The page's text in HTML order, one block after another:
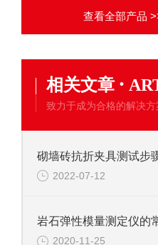
查看全部产品
相关文章 ·
致力于成为合格的解决方
砌墙砖抗折夹具测试步
2022-07-12
2020-11-25